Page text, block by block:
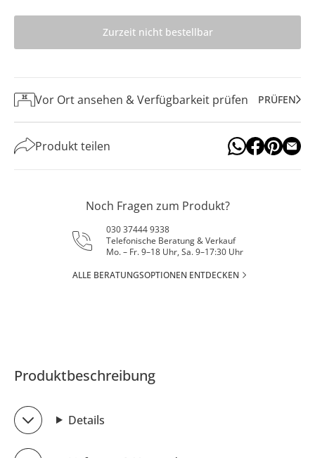
Zurzeit nicht bestellbar
Vor Ort ansehen & Verfügbarkeit prüfen PRÜFEN
Produkt teilen
Noch Fragen zum Produkt?
030 37444 9338
Telefonische Beratung & Verkauf
Mo. – Fr. 9–18 Uhr, Sa. 9–17:30 Uhr
ALLE BERATUNGSOPTIONEN ENTDECKEN
Produktbeschreibung
Details